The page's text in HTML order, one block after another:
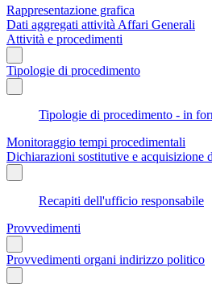
Rappresentazione grafica
Dati aggregati attività Affari Generali
Attività e procedimenti
Tipologie di procedimento
Tipologie di procedimento - in
Monitoraggio tempi procedimentali
Dichiarazioni sostitutive e acquisizione
Recapiti dell'ufficio responsabile
Provvedimenti
Provvedimenti organi indirizzo politico